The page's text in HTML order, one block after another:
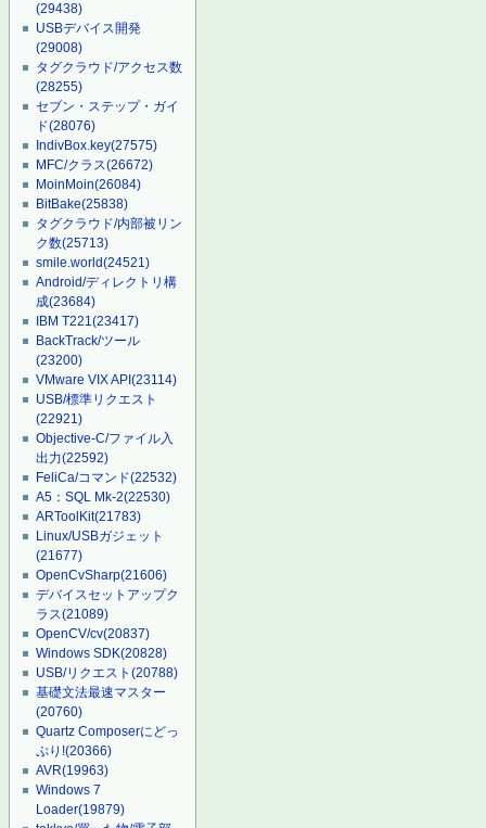
(29438)
USBデバイス開発
(29008)
タグクラウド/アクセス数
(28255)
セブン・ステップ・ガイ
ド(28076)
IndivBox.key(27575)
MFC/クラス(26672)
MoinMoin(26084)
BitBake(25838)
タグクラウド/内部被リン
ク数(25713)
smile.world(24521)
Android/ディレクトリ構
成(23684)
IBM T221(23417)
BackTrack/ツール
(23200)
VMware VIX API(23114)
USB/標準リクエスト
(22921)
Objective-C/ファイル入
出力(22592)
FeliCa/コマンド(22532)
A5：SQL Mk-2(22530)
ARToolKit(21783)
Linux/USBガジェット
(21677)
OpenCvSharp(21606)
デバイスセットアップク
ラス(21089)
OpenCV/cv(20837)
Windows SDK(20828)
USB/リクエスト(20788)
基礎文法最速マスター
(20760)
Quartz Composerにどっ
ぷり!(20366)
AVR(19963)
Windows 7
Loader(19879)